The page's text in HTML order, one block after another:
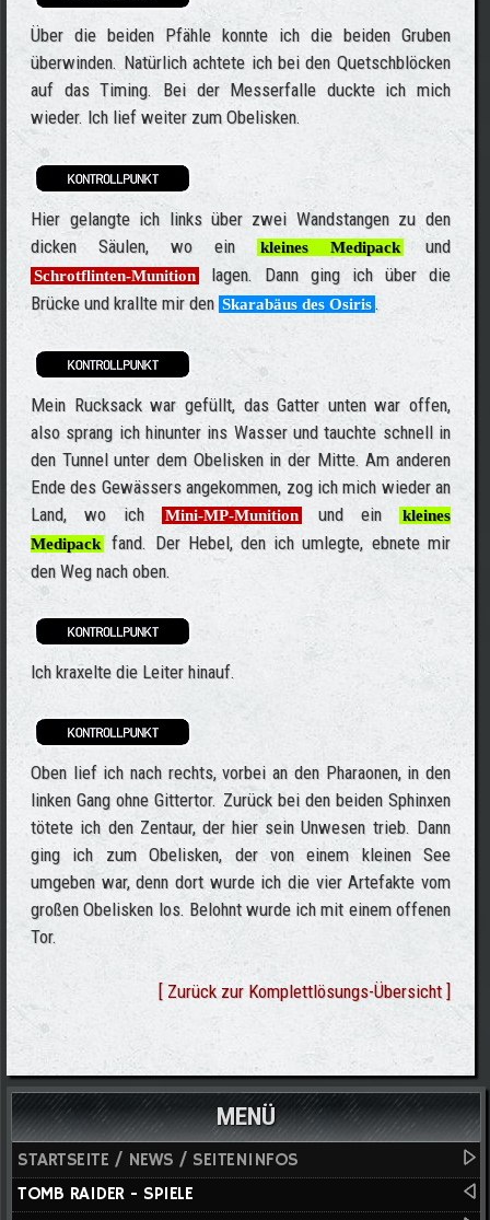
Über die beiden Pfähle konnte ich die beiden Gruben
überwinden. Natürlich achtete ich bei den Quetschblöcken
auf das Timing. Bei der Messerfalle duckte ich mich
wieder. Ich lief weiter zum Obelisken.
Hier gelangte ich links über zwei Wandstangen zu den
dicken Säulen, wo ein
kleines Medipackund
Schrotflinten-Munition
lagen. Dann ging ich über die
Brücke und krallte mir denSkarabäus des Osiris .
Mein Rucksack war gefüllt, das Gatter unten war offen,
also sprang ich hinunter ins Wasser und tauchte schnell in
den Tunnel unter dem Obelisken in der Mitte. Am anderen
Ende des Gewässers angekommen, zog ich mich wieder an
Land, wo ich
Mini-MP-Munitionund ein
kleines
Medipack
fand. Der Hebel, den ich umlegte, ebnete mir
den Weg nach oben.
Ich kraxelte die Leiter hinauf.
Oben lief ich nach rechts, vorbei an den Pharaonen, in den
linken Gang ohne Gittertor. Zurück bei den beiden Sphinxen
tötete ich den Zentaur, der hier sein Unwesen trieb. Dann
ging ich zum Obelisken, der von einem kleinen See
umgeben war, denn dort wurde ich die vier Artefakte vom
großen Obelisken los. Belohnt wurde ich mit einem offenen
Tor.
[ Zurück zur Komplettlösungs-Übersicht ]
MENÜ
STARTSEITE / NEWS / SEITENINFOS
TOMB RAIDER - SPIELE